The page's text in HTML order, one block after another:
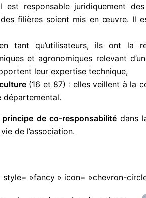
est responsable juridiquement
des filières soient mis en œuvre. Il
tant qu’utilisateurs, ils ont la
et agronomiques relevant
leur expertise technique,
(16 et 87) : elles veillent à la
départemental.
principe de co-responsabilitédans
de l’association.
»fancy » icon= »chevron-